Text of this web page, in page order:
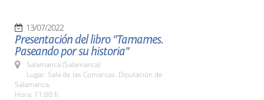
13/07/2022
Presentación del libro "Tamames.
Paseando por su historia"
Salamanca (Salamanca)
Lugar: Sala de las Comarcas. Diputación de
Salamanca.
Hora: 11:00 h.